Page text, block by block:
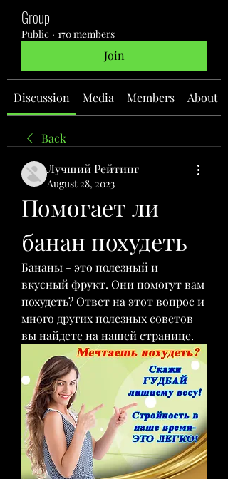
Group
Public · 170 members
Join
Discussion Media Members About
Back
Лучший Рейтинг
August 28, 2023
Помогает ли
банан похудеть
Бананы - это полезный и
вкусный фрукт. Они помогут вам
похудеть? Ответ на этот вопрос и
много других полезных советов
вы найдете на нашей странице.